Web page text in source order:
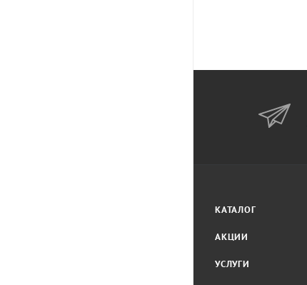
КАТАЛОГ
АКЦИИ
УСЛУГИ